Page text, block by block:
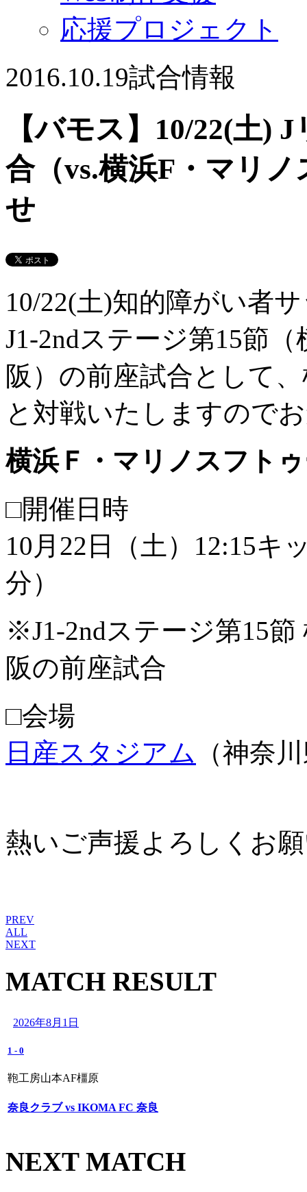
応援プロジェクト
2016.10.19試合情報
【バモス】10/22(土)
合（vs.横浜F・マリ
せ
10/22(土)知的障がい者
J1-2ndステージ第15節
阪）の前座試合として
と対戦いたしますので
横浜Ｆ・マリノスフト
□開催日時
10月22日（土）12:15
分）
※J1-2ndステージ第15
阪の前座試合
□会場
日産スタジアム （神奈
熱いご声援よろしくお
PREV
ALL
NEXT
MATCH RESULT
2026年8月1日
1 - 0
鞄工房山本AF橿原
奈良クラブ vs IKOMA FC 奈良
NEXT MATCH